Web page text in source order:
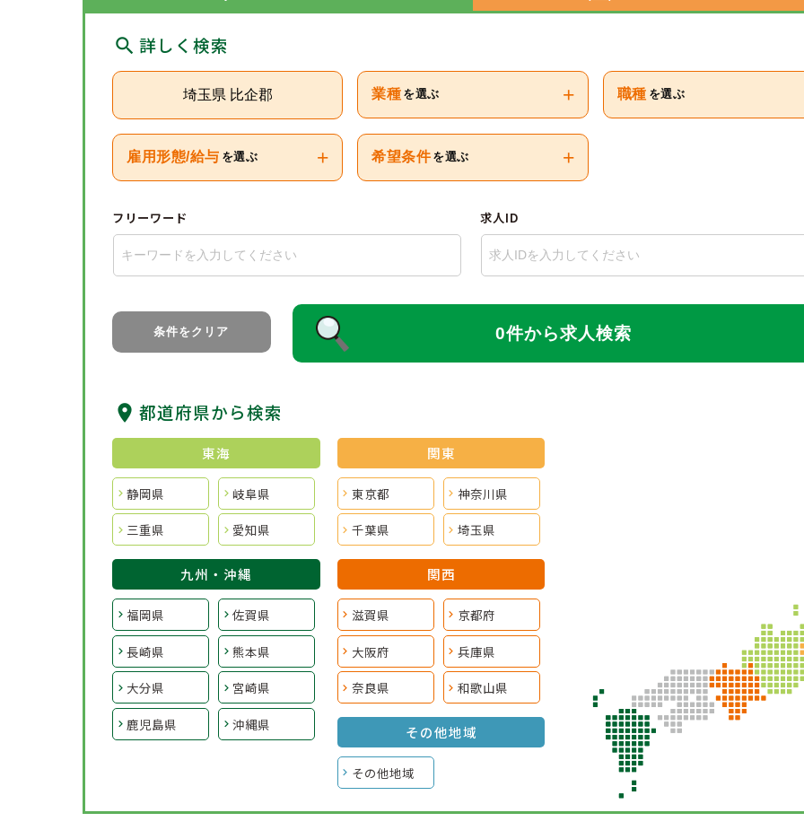
詳しく検索
埼玉県 比企郡 業種 を選ぶ + 職種 を選ぶ
雇用形態/給与 を選ぶ + 希望条件 を選ぶ +
フリーワード 求人ID
条件をクリア 0件から求人検索
都道府県から検索
東海
静岡県 岐阜県
三重県 愛知県
関東
東京都 神奈川県
千葉県 埼玉県
九州・沖縄
福岡県 佐賀県
長崎県 熊本県
大分県 宮崎県
鹿児島県 沖縄県
関西
滋賀県 京都府
大阪府 兵庫県
奈良県 和歌山県
その他地域
その他地域